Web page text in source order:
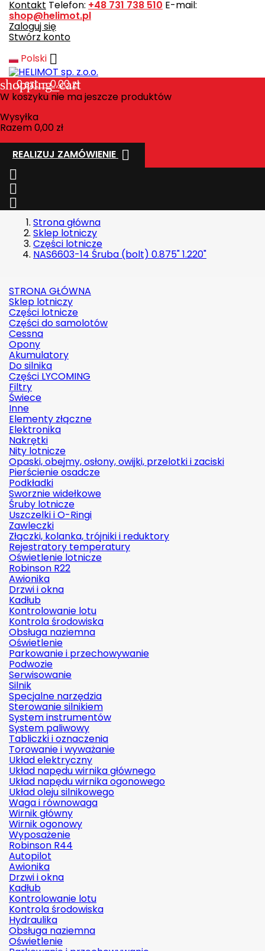
Kontakt Telefon: +48 731 738 510 E-mail:
shop@helimot.pl
Zaloguj się
Stwórz konto
Polski 
shopping_cart
0szt. - 0,00 zł
W koszyku nie ma jeszcze produktów
Wysyłka
Razem0,00 zł
REALIZUJ ZAMÓWIENIE 



Strona główna
Sklep lotniczy
Części lotnicze
NAS6603-14 Śruba (bolt) 0.875" 1.220"
STRONA GŁÓWNA
Sklep lotniczy
Części lotnicze
Części do samolotów
Cessna
Opony
Akumulatory
Do silnika
Części LYCOMING
Filtry
Świece
Inne
Elementy złączne
Elektronika
Nakrętki
Nity lotnicze
Opaski, obejmy, osłony, owijki, przelotki i zaciski
Pierścienie osadcze
Podkładki
Sworznie widełkowe
Śruby lotnicze
Uszczelki i O-Ringi
Zawleczki
Złączki, kolanka, trójniki i reduktory
Rejestratory temperatury
Oświetlenie lotnicze
Robinson R22
Awionika
Drzwi i okna
Kadłub
Kontrolowanie lotu
Kontrola środowiska
Obsługa naziemna
Oświetlenie
Parkowanie i przechowywanie
Podwozie
Serwisowanie
Silnik
Specjalne narzędzia
Sterowanie silnikiem
System instrumentów
System paliwowy
Tabliczki i oznaczenia
Torowanie i wyważanie
Układ elektryczny
Układ napędu wirnika głównego
Układ napędu wirnika ogonowego
Układ oleju silnikowego
Waga i równowaga
Wirnik główny
Wirnik ogonowy
Wyposażenie
Robinson R44
Autopilot
Awionika
Drzwi i okna
Kadłub
Kontrolowanie lotu
Kontrola środowiska
Hydraulika
Obsługa naziemna
Oświetlenie